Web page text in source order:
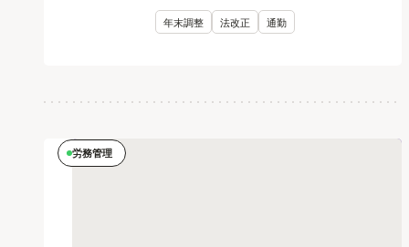
年末調整 法改正 通勤
労務管理